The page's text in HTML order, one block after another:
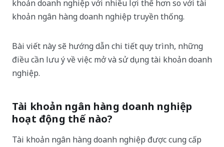
khoản doanh nghiệp với nhiều lợi thế hơn so với tài
khoản ngân hàng doanh nghiệp truyền thống.
Bài viết này sẽ hướng dẫn chi tiết quy trình, những
điều cần lưu ý về việc mở và sử dụng tài khoản doanh
nghiệp.
Tài khoản ngân hàng doanh nghiệp
hoạt động thế nào?
Tài khoản ngân hàng doanh nghiệp được cung cấp